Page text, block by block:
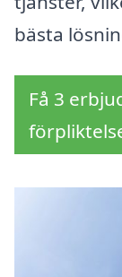
bästa
Få 3